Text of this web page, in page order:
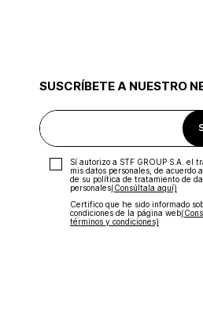
SUSCRÍBETE A NUESTRO
Sí autorizo a STF GROUP S.A. el
mis datos personales, de acuerdo
de su política de tratamiento de
personales‎(Consúltala aquí)
Certifico que he sido informado
condiciones de la página web‎
términos y condiciones)